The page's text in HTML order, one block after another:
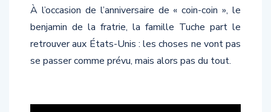
À l’occasion de l’anniversaire de « coin-coin », le
benjamin de la fratrie, la famille Tuche part le
retrouver aux États-Unis : les choses ne vont pas
se passer comme prévu, mais alors pas du tout.